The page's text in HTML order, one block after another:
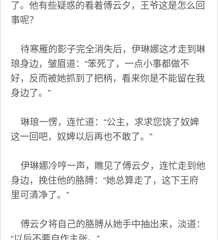
了。他有些疑惑的看着傅云夕，王爷这是怎么回
事呢？
待寒雁的影子完全消失后，伊琳娜这才走到琳
琅身边，皱眉道：“笨死了，一点小事都做不
好，反而被她抓到了把柄，看来你是不能留在我
身边了。”
琳琅一愣，连忙道：“公主，求求您饶了奴婢
这一回吧，奴婢以后再也不敢了。”
伊琳娜冷哼一声，瞧见了傅云夕，连忙走到他
身边，挽住他的胳膊：“她总算走了，这下王府
里可清净了。”
傅云夕将自己的胳膊从她手中抽出来，淡道：